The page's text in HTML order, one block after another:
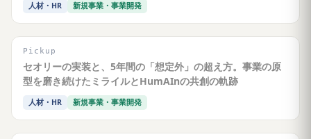
人材・HR 新規事業・事業開発
Pickup
セオリーの実装と、5年間の「想定外」の超え方。事業の原
型を磨き続けたミライルとHumAInの共創の軌跡
人材・HR 新規事業・事業開発